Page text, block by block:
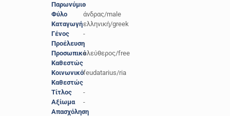
Παρωνύμιο
-
Φύλο
άνδρας/male
Καταγωγήελληνική/greek
Γένος
-
Προέλευση-
Προσωπικό
Καθεστώς
ελεύθερος/free
Κοινωνικό
Καθεστώς
feudatarius/ria
Τίτλος
-
Αξίωμα
-
Απασχόληση
-